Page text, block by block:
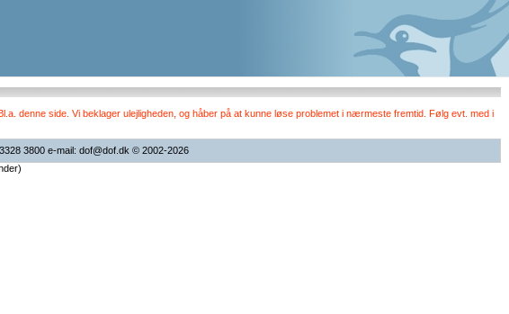
denne side. Vi beklager ulejligheden, og håber på at kunne løse problemet i nærmeste fremtid. Følg evt. med i
3800 e-mail: dof@dof.dk © 2002-2026